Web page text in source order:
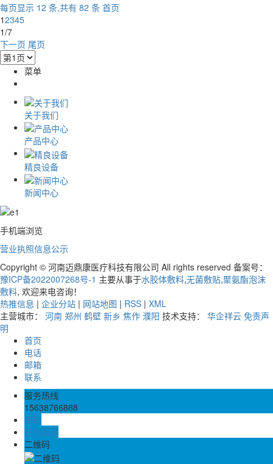
每页显示 12 条,共有 82 条 首页
12345
1/7
下一页 尾页
菜单
关于我们
产品中心
精良设备
新闻中心
手机端浏览
营业执照信息公示
Copyright © 河南迈鼎康医疗科技有限公司 All rights reserved 备案号：
豫ICP备2022007268号-1 主要从事于水胶体敷料,无菌敷贴,聚氨酯泡沫
敷料, 欢迎来电咨询！
热推信息 | 企业分站 | 网站地图 | RSS | XML
主营城市： 河南 郑州 鹤壁 新乡 焦作 濮阳 技术支持： 华企祥云 免责声
明
首页
电话
邮箱
联系
服务热线
15638766888
邮箱
在线留言
二维码